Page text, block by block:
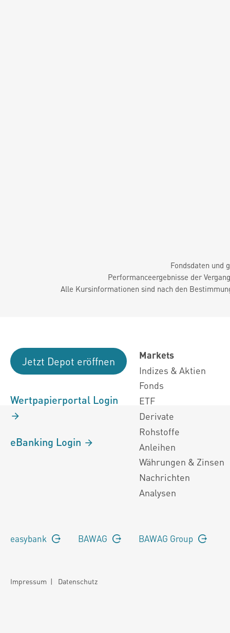
Fondsdaten und
Performanceergebnisse der
Alle Kursinformationen sind nach den
Jetzt Depot eröffnen
Wertpapierportal Login
eBanking Login
Markets
Indizes & Aktien
Fonds
ETF
Derivate
Rohstoffe
Anleihen
Währungen & Zinsen
Nachrichten
Analysen
easybank BAWAG BAWAG Group
Impressum | Datenschutz